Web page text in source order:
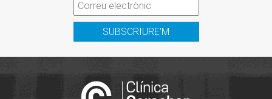
SUBSCRIURE'M